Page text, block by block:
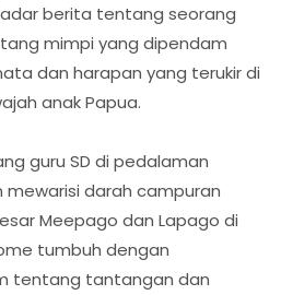
berita tentang seorang
mimpi yang dipendam
dan harapan yang terukir di
anak Papua.
guru SD di pedalaman
mewarisi darah campuran
Meepago dan Lapago di
tumbuh dengan
tentang tantangan dan